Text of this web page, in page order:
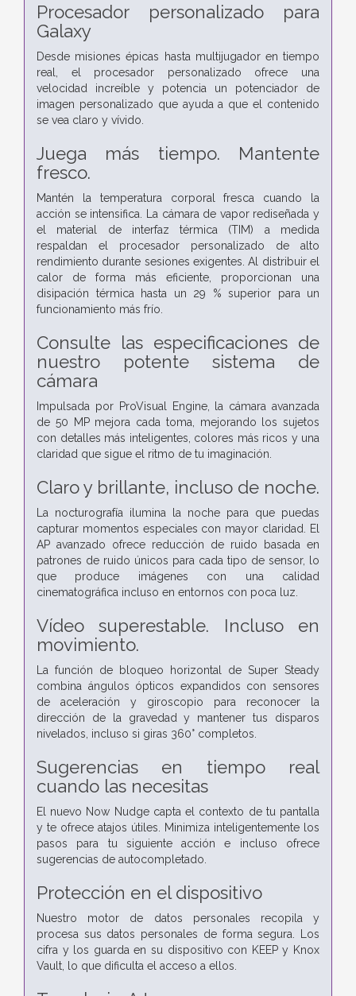
Procesador personalizado para
Galaxy
Desde misiones épicas hasta multijugador en tiempo
real, el procesador personalizado ofrece una
velocidad increíble y potencia un potenciador de
imagen personalizado que ayuda a que el contenido
se vea claro y vívido.
Juega más tiempo. Mantente
fresco.
Mantén la temperatura corporal fresca cuando la
acción se intensifica. La cámara de vapor rediseñada y
el material de interfaz térmica (TIM) a medida
respaldan el procesador personalizado de alto
rendimiento durante sesiones exigentes. Al distribuir el
calor de forma más eficiente, proporcionan una
disipación térmica hasta un 29 % superior para un
funcionamiento más frío.
Consulte las especificaciones de
nuestro potente sistema de
cámara
Impulsada por ProVisual Engine, la cámara avanzada
de 50 MP mejora cada toma, mejorando los sujetos
con detalles más inteligentes, colores más ricos y una
claridad que sigue el ritmo de tu imaginación.
Claro y brillante, incluso de noche.
La nocturografía ilumina la noche para que puedas
capturar momentos especiales con mayor claridad. El
AP avanzado ofrece reducción de ruido basada en
patrones de ruido únicos para cada tipo de sensor, lo
que produce imágenes con una calidad
cinematográfica incluso en entornos con poca luz.
Vídeo superestable. Incluso en
movimiento.
La función de bloqueo horizontal de Super Steady
combina ángulos ópticos expandidos con sensores
de aceleración y giroscopio para reconocer la
dirección de la gravedad y mantener tus disparos
nivelados, incluso si giras 360° completos.
Sugerencias en tiempo real
cuando las necesitas
El nuevo Now Nudge capta el contexto de tu pantalla
y te ofrece atajos útiles. Minimiza inteligentemente los
pasos para tu siguiente acción e incluso ofrece
sugerencias de autocompletado.
Protección en el dispositivo
Nuestro motor de datos personales recopila y
procesa sus datos personales de forma segura. Los
cifra y los guarda en su dispositivo con KEEP y Knox
Vault, lo que dificulta el acceso a ellos.